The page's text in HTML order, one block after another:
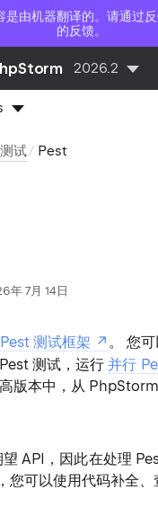
是由机器翻译的。请通过
的反馈。
2026.2
测试 Pest
年 7月 14日
Pest 测试框架
。 您
测试，运行并行
版本中，从
API，因此在处理
您可以使用代码补全